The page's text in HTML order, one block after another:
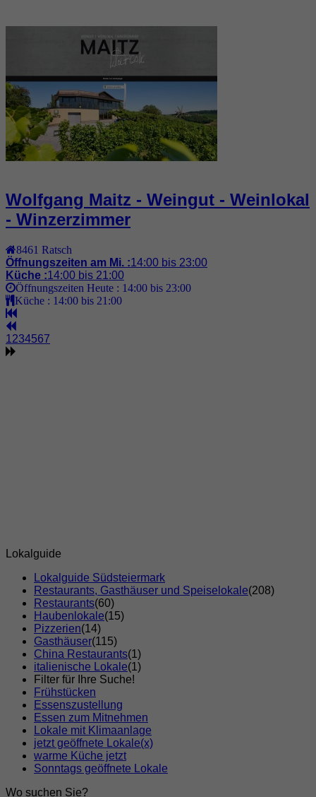
Wolfgang Maitz - Weingut - Weinlokal
- Winzerzimmer
8461 Ratsch
Öffnungszeiten am Mi. :14:00 bis 23:00
Küche :14:00 bis 21:00
Öffnungszeiten Heute : 14:00 bis 23:00
Küche : 14:00 bis 21:00
1 234567
Lokalguide
Lokalguide Südsteiermark
Restaurants, Gasthäuser und Speiselokale(208)
Restaurants(60)
Haubenlokale(15)
Pizzerien(14)
Gasthäuser(115)
China Restaurants(1)
italienische Lokale(1)
Filter für Ihre Suche!
Frühstücken
Essenszustellung
Essen zum Mitnehmen
Lokale mit Klimaanlage
jetzt geöffnete Lokale(x)
warme Küche jetzt
Sonntags geöffnete Lokale
Wo suchen Sie?